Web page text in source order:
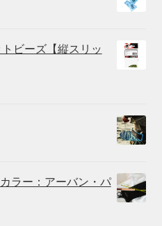
ビーズ【縦スリッ
ラー：アーバン・パ